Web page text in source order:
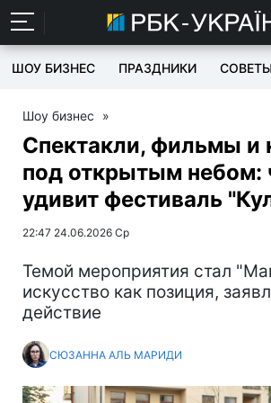
ШОУ БИЗНЕС ПРАЗДНИКИ СОВЕТЫ
Шоу бизнес »
Спектакли, фильмы и
под открытым небом:
удивит фестиваль
22:47 24.06.2026 Ср
Темой мероприятия стал
искусство как позиция,
действие
СЮЗАННА АЛЬ МАРИДИ